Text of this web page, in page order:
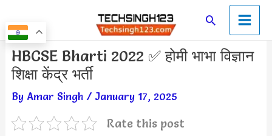
to
content
SearchMain
Menu
HBCSE Bharti 2022 ✅ होमी भाभा विज्ञान
शिक्षा केंद्र भर्ती
By Amar Singh / January 17, 2025
Rate this post
Post
navigation